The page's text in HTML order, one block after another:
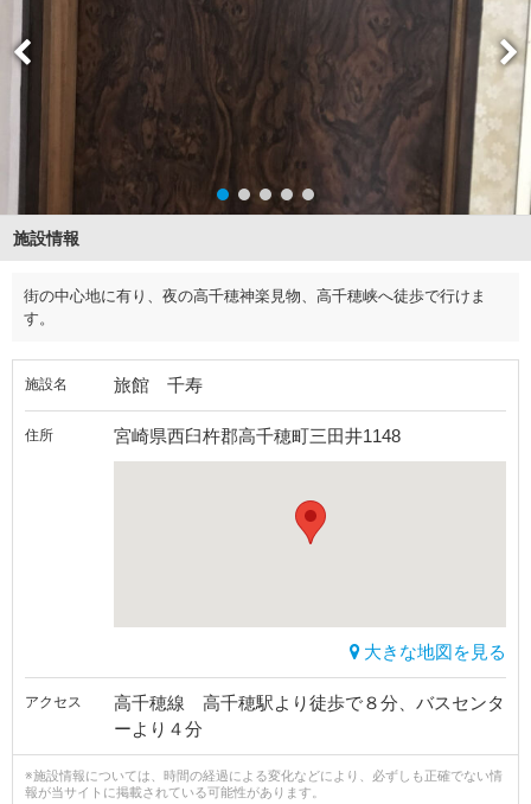
施設情報
街の中心地に有り、夜の高千穂神楽見物、高千穂峡へ徒歩で行けま
す。
施設名 旅館 千寿
住所 宮崎県西臼杵郡高千穂町三田井1148
大きな地図を見る
アクセス
高千穂線 高千穂駅より徒歩で８分、バスセンタ
ーより４分
※施設情報については、時間の経過による変化などにより、必ずしも正確でない情
報が当サイトに掲載されている可能性があります。